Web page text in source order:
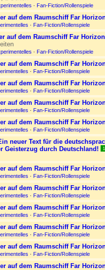
· Fan-Fiction/Rollenspiele
auf dem Raumschiff Far
· Fan-Fiction/Rollenspiele
auf dem Raumschiff Far
· Fan-Fiction/Rollenspiele
auf dem Raumschiff Far
· Fan-Fiction/Rollenspiele
auf dem Raumschiff Far
· Fan-Fiction/Rollenspiele
auf dem Raumschiff Far
· Fan-Fiction/Rollenspiele
auf dem Raumschiff Far
· Fan-Fiction/Rollenspiele
neuer Text für die
Geisterzug durch Deutschland!
auf dem Raumschiff Far
· Fan-Fiction/Rollenspiele
auf dem Raumschiff Far
· Fan-Fiction/Rollenspiele
auf dem Raumschiff Far
· Fan-Fiction/Rollenspiele
auf dem Raumschiff Far
· Fan-Fiction/Rollenspiele
auf dem Raumschiff Far
· Fan-Fiction/Rollenspiele
auf dem Raumschiff Far